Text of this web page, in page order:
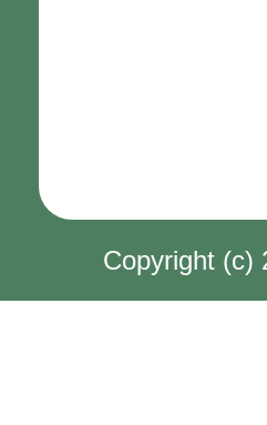
Copyright (c)